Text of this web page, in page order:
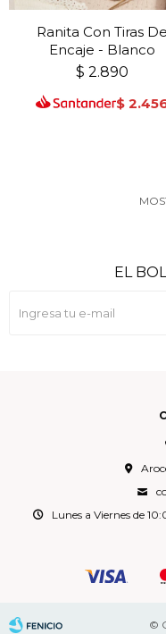
Ranita Con Tiras De
Encaje - Blanco
$ 2.890
$
Lunes a Viernes de
EL
©